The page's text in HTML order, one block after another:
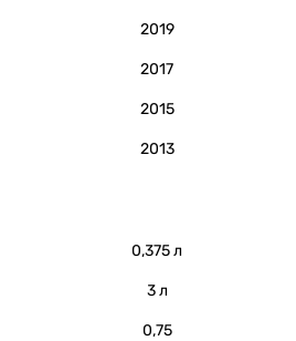
2019
2017
2015
2013
0,375 л
3 л
0,75